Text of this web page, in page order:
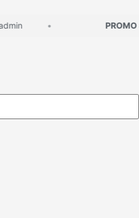
PROMO